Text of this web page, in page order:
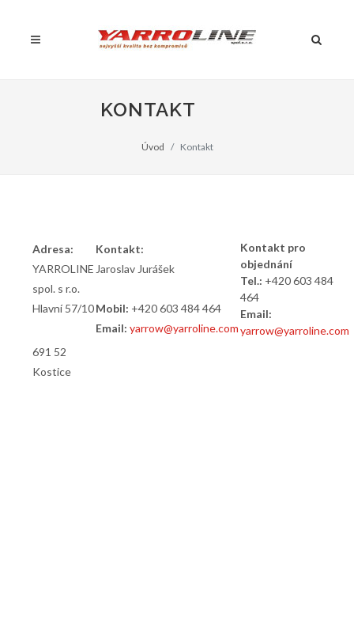
KONTAKT
Úvod Kontakt
Adresa:
YARROLINE
spol. s r.o.
Hlavní 57/10
691 52
Kostice
Kontakt:
Jaroslav Jurášek
Mobil: +420 603 484 464
Email: yarrow@yarroline.com
Kontakt pro
objednání
Tel.: +420 603 484
464
Email:
yarrow@yarroline.com